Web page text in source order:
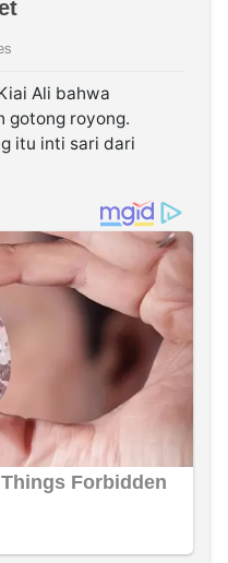
Ali bahwa
gotong royong.
itu inti sari dari